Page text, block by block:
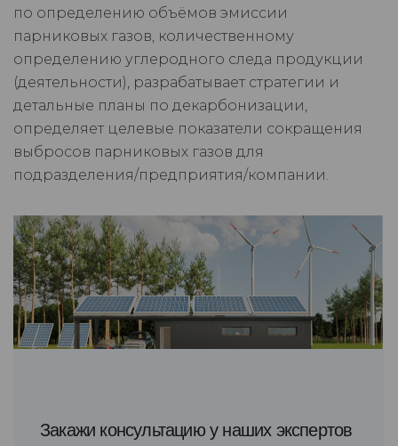
по определению объёмов эмиссии
парниковых газов, количественному
определению углеродного следа продукции
(деятельности), разрабатывает стратегии и
детальные планы по декарбонизации,
определяет целевые показатели сокращения
выбросов парниковых газов для
подразделения/предприятия/компании.
Закажи консультацию у наших экспертов